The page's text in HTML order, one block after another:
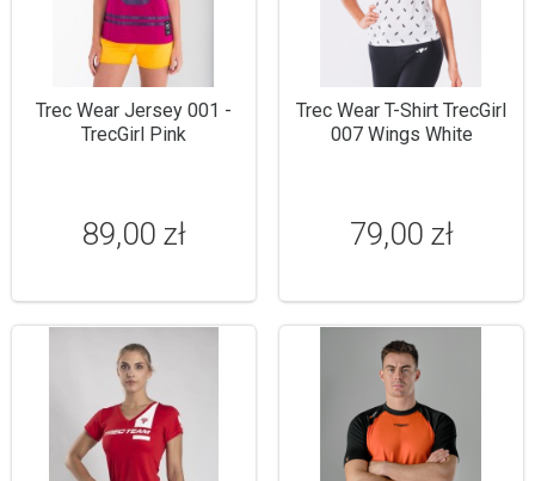
Trec Wear Jersey 001 -
TrecGirl Pink
89,00 zł
Trec Wear T-Shirt TrecGirl
007 Wings White
79,00 zł